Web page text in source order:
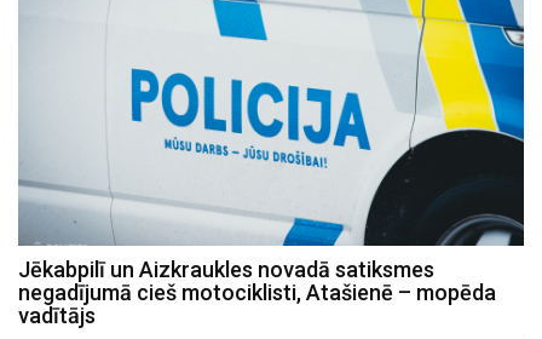
Policiste Aizkrauklē reibumā izraisījusi avāriju un
slēpusies
julijs 30 , 2026